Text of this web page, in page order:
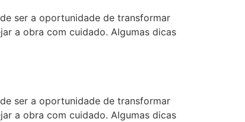
ser a oportunidade de transformar
a obra com cuidado. Algumas dicas
ser a oportunidade de transformar
a obra com cuidado. Algumas dicas